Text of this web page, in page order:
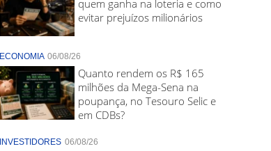
quem ganha na loteria e como
evitar prejuízos milionários
ECONOMIA 06/08/26
Quanto rendem os R$ 165
milhões da Mega-Sena na
poupança, no Tesouro Selic e
em CDBs?
INVESTIDORES 06/08/26